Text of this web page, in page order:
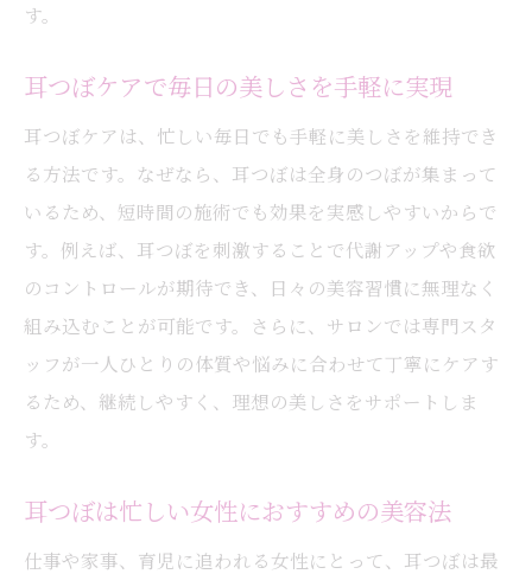
耳つぼケアで習慣化しやすいダイエット法
耳つぼの力でリバウンド防止にも期待大
耳つぼケアが続く秘訣とその魅力に迫る
リラクゼーション効果も期待できる耳つぼ体験
耳つぼ体験で心も体もリラックスしよう
耳つぼがもたらす癒しの時間と美容効果
耳つぼケアで日常の疲れを癒すポイント
耳つぼのリラクゼーション効果を実感する
方法
す。
耳つぼケアで毎日の美しさを手軽に実現
耳つぼケアは、忙しい毎日でも手軽に美しさを維持でき
る方法です。なぜなら、耳つぼは全身のつぼが集まって
いるため、短時間の施術でも効果を実感しやすいからで
す。例えば、耳つぼを刺激することで代謝アップや食欲
のコントロールが期待でき、日々の美容習慣に無理なく
組み込むことが可能です。さらに、サロンでは専門スタ
ッフが一人ひとりの体質や悩みに合わせて丁寧にケアす
るため、継続しやすく、理想の美しさをサポートしま
す。
耳つぼは忙しい女性におすすめの美容法
仕事や家事、育児に追われる女性にとって、耳つぼは最